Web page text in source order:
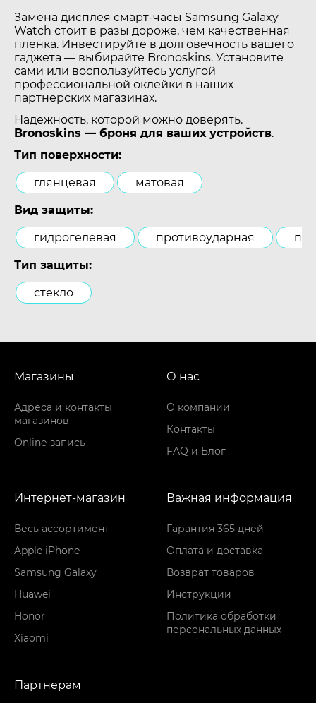
Замена дисплея смарт-часы Samsung Galaxy
Watch стоит в разы дороже, чем качественная
пленка. Инвестируйте в долговечность вашего
гаджета — выбирайте Bronoskins. Установите
сами или воспользуйтесь услугой
профессиональной оклейки в наших
партнерских магазинах.
Надежность, которой можно доверять.
Bronoskins — броня для ваших устройств.
Тип поверхности:
глянцевая матовая
Вид защиты:
гидрогелевая противоударная
Тип защиты:
стекло
Магазины
Адреса и контакты
магазинов
Online-запись
О нас
О компании
Контакты
FAQ и Блог
Интернет-магазин
Весь ассортимент
Apple iPhone
Samsung Galaxy
Huawei
Honor
Xiaomi
Важная информация
Гарантия 365 дней
Оплата и доставка
Возврат товаров
Инструкции
Политика обработки
персональных данных
Партнерам